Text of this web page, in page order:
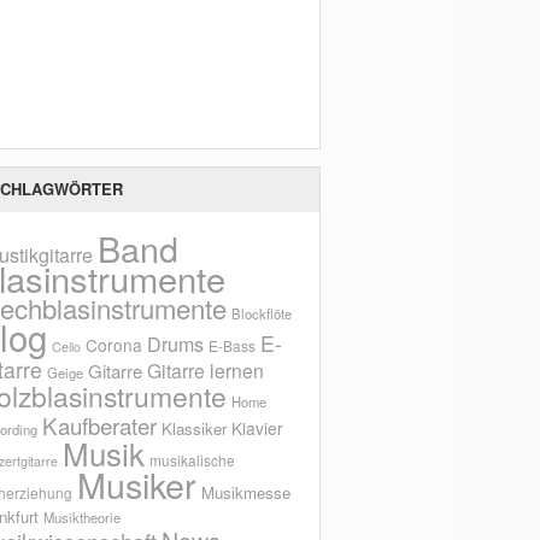
Band
Blockflöte
Cello Corona Drums E-Bass E-
Geige Gitarre Gitarre lernen
Home
Kaufberater Klassiker Klavier
Musik musikalische
Musiker Musikmesse
Musiktheorie